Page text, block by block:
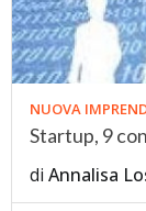
NUOVA
Startup, 9
diAnnalisa